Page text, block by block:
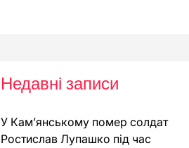
Недавні записи
У Кам’янському помер солдат
Ростислав Лупашко під час